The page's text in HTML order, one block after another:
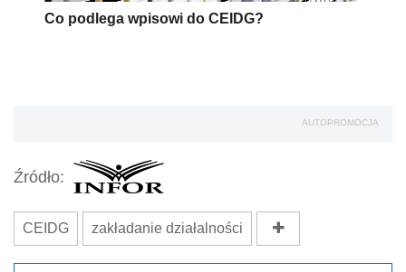
Co podlega wpisowi do CEIDG?
AUTOPROMOCJA
Źródło:
CEIDG zakładanie działalności